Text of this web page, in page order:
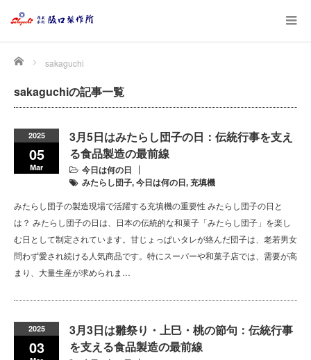
Home sakaguchi
sakaguchiの記事一覧
2025
05
Mar
3月5日はみたらし団子の日：伝統行事を支え
る食品製造の最前線
今日は何の日
みたらし団子,今日は何の日,充填機
みたらし団子の製造現場で活躍する充填機の重要性 みたらし団子の日と
は？ みたらし団子の日は、日本の伝統的な和菓子「みたらし団子」を楽し
む日として制定されています。甘じょっぱいタレが絡んだ団子は、老若男女
問わず愛され続ける人気商品です。特にスーパーや和菓子店では、需要が高
まり、大量生産が求められま…
2025
03
3月3日は雛祭り・上巳・桃の節句：伝統行事
を支える食品製造の最前線